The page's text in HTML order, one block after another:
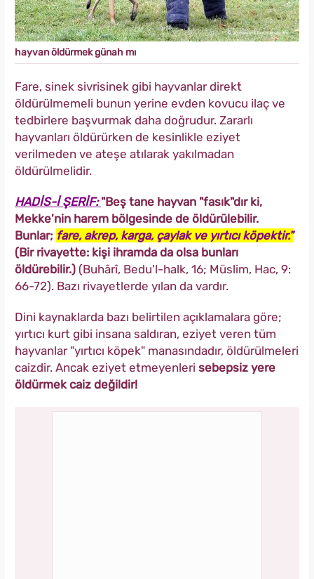
hayvan öldürmek günah mı
Fare, sinek sivrisinek gibi hayvanlar direkt
öldürülmemeli bunun yerine evden kovucu ilaç ve
tedbirlere başvurmak daha doğrudur. Zararlı
hayvanları öldürürken de kesinlikle eziyet
verilmeden ve ateşe atılarak yakılmadan
öldürülmelidir.
HADİS-İ ŞERİF:"Beş tane hayvan "fasık"dır ki,
Mekke'nin harem bölgesinde de öldürülebilir.
Bunlar; fare, akrep, karga, çaylak ve yırtıcı köpektir."
(Bir rivayette: kişi ihramda da olsa bunları
öldürebilir.) (Buhârî, Bedu'l-halk, 16; Müslim, Hac, 9:
66-72). Bazı rivayetlerde yılan da vardır.
Dini kaynaklarda bazı belirtilen açıklamalara göre;
yırtıcı kurt gibi insana saldıran, eziyet veren tüm
hayvanlar "yırtıcı köpek" manasındadır, öldürülmeleri
caizdir. Ancak eziyet etmeyenleri sebepsiz yere
öldürmek caiz değildir!